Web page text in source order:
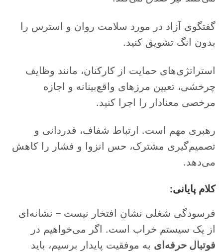
گفتگوی آزاد در مورد سلامت روان و استرس را
بدون انگ تشویق کنید.
استراتژی‌های حمایت از کارکنان، مانند وظایف
چرخشی، تعیین مرزهای واقع‌بینانه و اجازه
مرخصی معنادار را اجرا کنید.
رهبری مهم است. ارتباط شفاف، قدردانی و
تصمیم‌گیری مشترک، حس انزوا و فشار را کاهش
می‌دهد.
کلام پایانی:
فرسودگی شغلی نشان افتخار نیست – نشانه‌ای
از یک سیستم خراب است. اگر می‌خواهیم در
فوتبال حرفه‌ای به موفقیت پایدار برسیم، باید